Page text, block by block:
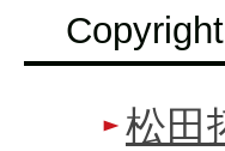
松田